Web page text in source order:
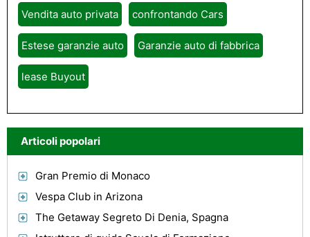
Vendita auto privata confrontando Cars
Estese garanzie auto Garanzie auto di fabbrica
lease Buyout
Articoli popolari
Gran Premio di Monaco
Vespa Club in Arizona
The Getaway Segreto Di Denia, Spagna